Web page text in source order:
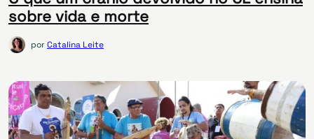
sobre vida e morte
porCatalina Leite